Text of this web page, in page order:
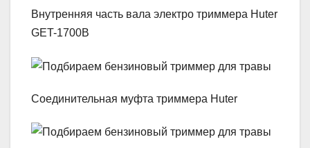
Внутренняя часть вала электро триммера Huter
GET-1700B
Соединительная муфта триммера Huter